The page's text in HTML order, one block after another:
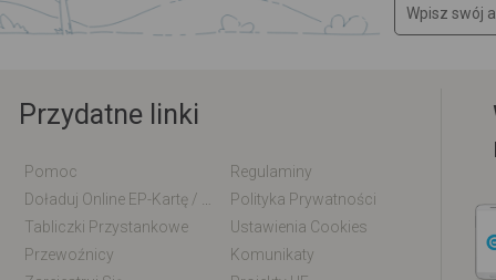
Przydatne linki
Pomoc
Regulaminy
Polityka Prywatności
Tabliczki Przystankowe
Ustawienia Cookies
Przewoźnicy
Komunikaty